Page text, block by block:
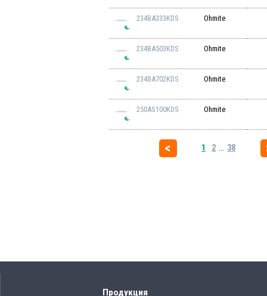
234BA333KDS Ohmite
234BA503KDS Ohmite
234BA702KDS Ohmite
250AS100KDS Ohmite
1 2 38
Продукция